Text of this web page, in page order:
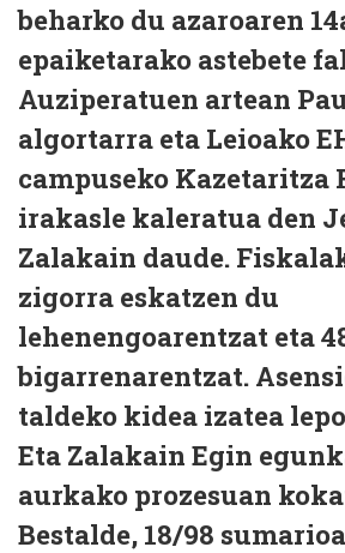
beharko du azaroaren
epaiketarako astebete
Auziperatuen artean
algortarra eta Leioako
campuseko Kazetaritza
irakasle kaleratua den
Zalakain daude.
zigorra eskatzen du
lehenengoarentzat eta
bigarrenarentzat.
taldeko kidea izatea
Eta Zalakain Egin
aurkako prozesuan
Bestalde, 18/98